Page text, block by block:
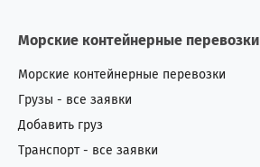
Морские контейнерные перевозки
Морские контейнерные перевозки
Грузы - все заявки
Добавить груз
Транспорт - все заявки